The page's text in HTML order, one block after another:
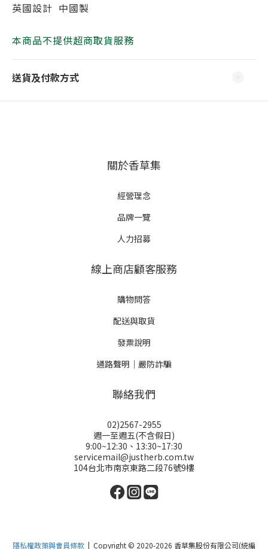
英國設計 中國製
本商品不提供超商取貨服務
送貨及付款方式
關於香草集
經營理念
品牌一覽
人力招募
線上商店顧客服務
購物問答
配送與取貨
發票說明
通路聲明｜嚴防詐騙
聯絡我們
02)2567-2955
週一至週五(不含假日)
9:00~12:30、13:30~17:30
servicemail@justherb.com.tw
104台北市南京東路二段76號9樓
隱私權政策與會員條款 | Copyright © 2020-2026 香草集股份有限公司(統編